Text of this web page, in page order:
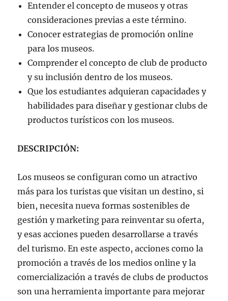
Entender el concepto de museos y otras
consideraciones previas a este término.
Conocer estrategias de promoción online
para los museos.
Comprender el concepto de club de producto
y su inclusión dentro de los museos.
Que los estudiantes adquieran capacidades y
habilidades para diseñar y gestionar clubs de
productos turísticos con los museos.
DESCRIPCIÓN:
Los museos se configuran como un atractivo
más para los turistas que visitan un destino, si
bien, necesita nueva formas sostenibles de
gestión y marketing para reinventar su oferta,
y esas acciones pueden desarrollarse a través
del turismo. En este aspecto, acciones como la
promoción a través de los medios online y la
comercialización a través de clubs de productos
son una herramienta importante para mejorar